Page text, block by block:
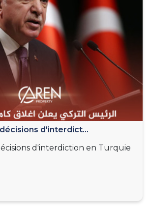
d'interdict...
d'interdiction en Turquie